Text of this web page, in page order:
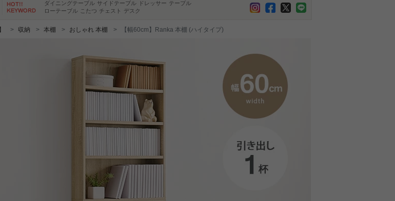
ダイニングテーブル サイドテーブル ドレッサー テーブル
ローテーブル こたつ チェスト デスク
収納 本棚 おしゃれ 本棚 【幅60cm】Ranka 本棚 (ハイタイプ)